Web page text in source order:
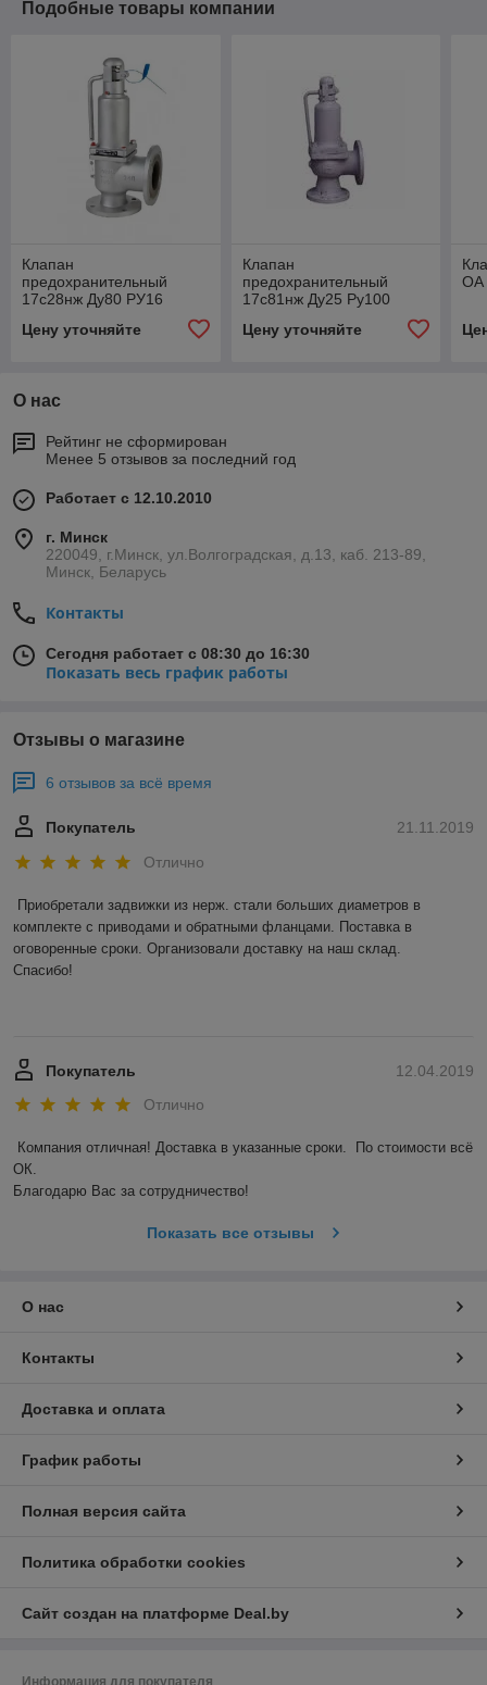
Подобные товары компании
Клапан
предохранительный
17с28нж Ду80 РУ16
Цену уточняйте
Клапан
предохранительный
17с81нж Ду25 Ру100
Цену уточняйте
ОА
О нас
Рейтинг не сформирован
Менее 5 отзывов за последний год
Работает с 12.10.2010
г. Минск
220049, г.Минск, ул.Волгоградская, д.13, каб. 213-89,
Минск, Беларусь
Контакты
Сегодня работает с 08:30 до 16:30
Показать весь график работы
Отзывы о магазине
6 отзывов за всё время
21.11.2019
Покупатель
Отлично
Приобретали задвижки из нерж. стали больших диаметров в
комплекте с приводами и обратными фланцами. Поставка в
оговоренные сроки. Организовали доставку на наш склад.
Спасибо!
12.04.2019
Покупатель
Отлично
Компания отличная! Доставка в указанные сроки.  По стоимости всё
ОК.
Благодарю Вас за сотрудничество!
Показать все отзывы
О нас
Контакты
Доставка и оплата
График работы
Полная версия сайта
Политика обработки cookies
Сайт создан на платформе Deal.by
Информация для покупателя